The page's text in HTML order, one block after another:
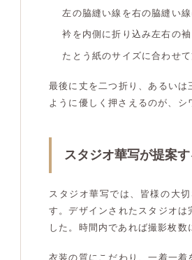
左の脇縫い線を右の脇縫い
衿を内側に折り込み左右の
たとう紙のサイズに合わせ
最後に丈を二つ折り、あるい
ように優しく押さえるのが、シ
スタジオ華写が提案
スタジオ華写では、皆様の大
す。デザインされたスタジオ
した。時間内であれば撮影枚数
衣装の質にこだわり、一着一